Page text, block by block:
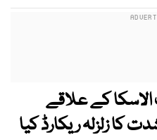
الاسکا کے علاقے
کے قریب 6.3 شدت کا زلزلہ ریکارڈ کیا